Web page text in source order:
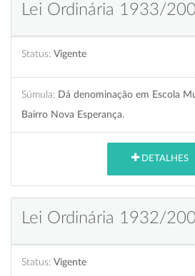
Lei Ordinária 1933/
Status: Vigente
Súmula: Dá denominação em Escola
Bairro Nova Esperança.
DETALHES
Lei Ordinária 1932/
Status: Vigente